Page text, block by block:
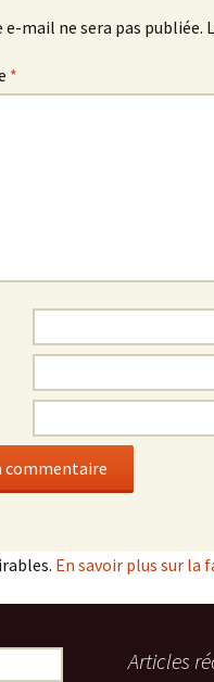
e-mail ne sera pas publiée.
*
En savoir plus sur la
Articles